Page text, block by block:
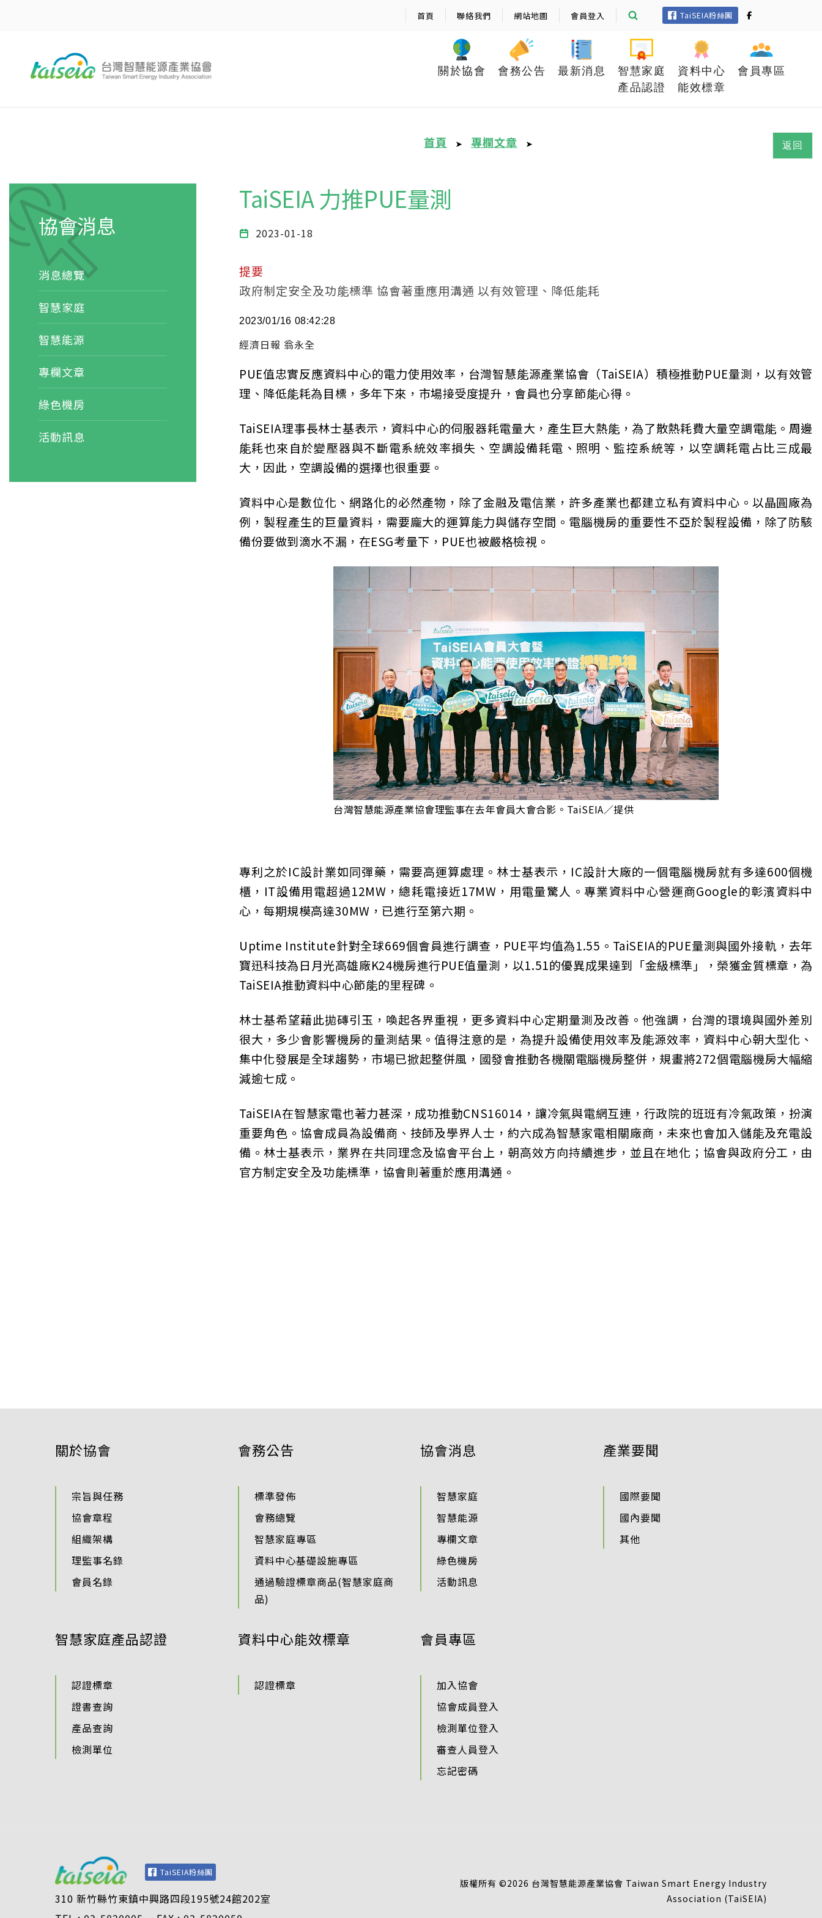
首頁 聯絡我們 網站地圖 會員登入 TaiSEIA粉絲團
關於協會 會務公告 最新消息
智慧家庭
產品認證
資料中心
能效標章
會員專區
首頁 ➤ 專欄文章 ➤ 返回
TaiSEIA 力推PUE量測
2023-01-18
提要
政府制定安全及功能標準 協會著重應用溝通 以有效管理、降低能耗
2023/01/16 08:42:28
經濟日報 翁永全
PUE值忠實反應資料中心的電力使用效率，台灣智慧能源產業協會（TaiSEIA）積極推動PUE量測，以有效管
理、降低能耗為目標，多年下來，市場接受度提升，會員也分享節能心得。
TaiSEIA理事長林士基表示，資料中心的伺服器耗電量大，產生巨大熱能，為了散熱耗費大量空調電能。周邊
能耗也來自於變壓器與不斷電系統效率損失、空調設備耗電、照明、監控系統等，以空調耗電占比三成最
大，因此，空調設備的選擇也很重要。
資料中心是數位化、網路化的必然產物，除了金融及電信業，許多產業也都建立私有資料中心。以晶圓廠為
例，製程產生的巨量資料，需要龐大的運算能力與儲存空間。電腦機房的重要性不亞於製程設備，除了防駭
備份要做到滴水不漏，在ESG考量下，PUE也被嚴格檢視。
台灣智慧能源產業協會理監事在去年會員大會合影。TaiSEIA／提供
專利之於IC設計業如同彈藥，需要高運算處理。林士基表示，IC設計大廠的一個電腦機房就有多達600個機
櫃，IT設備用電超過12MW，總耗電接近17MW，用電量驚人。專業資料中心營運商Google的彰濱資料中
心，每期規模高達30MW，已進行至第六期。
Uptime Institute針對全球669個會員進行調查，PUE平均值為1.55。TaiSEIA的PUE量測與國外接軌，去年
寶迅科技為日月光高雄廠K24機房進行PUE值量測，以1.51的優異成果達到「金級標準」，榮獲金質標章，為
TaiSEIA推動資料中心節能的里程碑。
林士基希望藉此拋磚引玉，喚起各界重視，更多資料中心定期量測及改善。他強調，台灣的環境與國外差別
很大，多少會影響機房的量測結果。值得注意的是，為提升設備使用效率及能源效率，資料中心朝大型化、
集中化發展是全球趨勢，市場已掀起整併風，國發會推動各機關電腦機房整併，規畫將272個電腦機房大幅縮
減逾七成。
TaiSEIA在智慧家電也著力甚深，成功推動CNS16014，讓冷氣與電網互連，行政院的班班有冷氣政策，扮演
重要角色。協會成員為設備商、技師及學界人士，約六成為智慧家電相關廠商，未來也會加入儲能及充電設
備。林士基表示，業界在共同理念及協會平台上，朝高效方向持續進步，並且在地化；協會與政府分工，由
官方制定安全及功能標準，協會則著重於應用溝通。
協會消息
消息總覽
智慧家庭
智慧能源
專欄文章
綠色機房
活動訊息
關於協會
宗旨與任務
協會章程
組織架構
理監事名錄
會員名錄
會務公告
標準發佈
會務總覽
智慧家庭專區
資料中心基礎設施專區
通過驗證標章商品(智慧家庭商
品)
協會消息
智慧家庭
智慧能源
專欄文章
綠色機房
活動訊息
產業要聞
國際要聞
國內要聞
其他
智慧家庭產品認證
認證標章
證書查詢
產品查詢
檢測單位
資料中心能效標章
認證標章
會員專區
加入協會
協會成員登入
檢測單位登入
審查人員登入
忘記密碼
TaiSEIA粉絲團
310 新竹縣竹東鎮中興路四段195號24館202室
版權所有 ©2026 台灣智慧能源產業協會 Taiwan Smart Energy Industry
Association (TaiSEIA)